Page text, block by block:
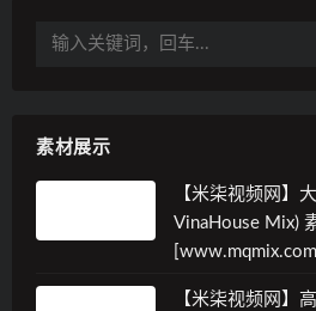
素材展示
【米柒视频网】
VinaHouse Mix)
【米柒视频网】